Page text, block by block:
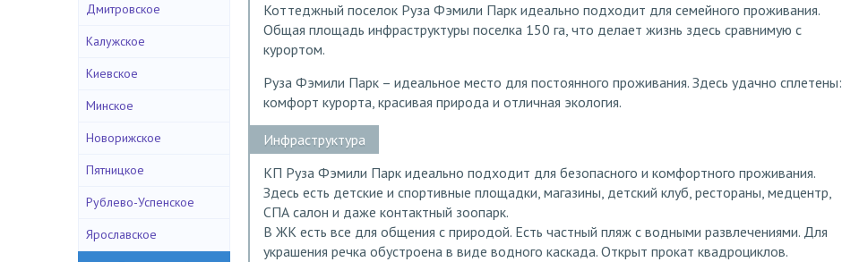
Дмитровское
Калужское
Киевское
Минское
Новорижское
Пятницкое
Рублево-Успенское
Ярославское
Коттеджный поселок Руза Фэмили Парк идеально подходит для семейного проживания.
Общая площадь инфраструктуры поселка 150 га, что делает жизнь здесь сравнимую с
курортом.
Руза Фэмили Парк – идеальное место для постоянного проживания. Здесь удачно сплетены:
комфорт курорта, красивая природа и отличная экология.
Инфраструктура
КП Руза Фэмили Парк идеально подходит для безопасного и комфортного проживания.
Здесь есть детские и спортивные площадки, магазины, детский клуб, рестораны, медцентр,
СПА салон и даже контактный зоопарк.
В ЖК есть все для общения с природой. Есть частный пляж с водными развлечениями. Для
украшения речка обустроена в виде водного каскада. Открыт прокат квадроциклов.